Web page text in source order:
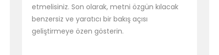
etmelisiniz. Son olarak, metni özgün kılacak
benzersiz ve yaratıcı bir bakış açısı
geliştirmeye özen gösterin.